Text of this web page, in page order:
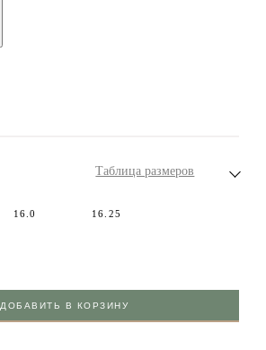
Таблица размеров
16.0 16.25
ДОБАВИТЬ В КОРЗИНУ